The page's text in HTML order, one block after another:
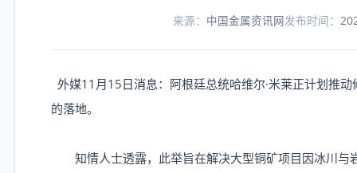
来源： 中国金属资讯网发布时间：
外媒11月15日消息：阿根廷总统哈维尔·米莱正计划推
的落地。
知情人士透露，此举旨在解决大型铜矿项目因冰川与